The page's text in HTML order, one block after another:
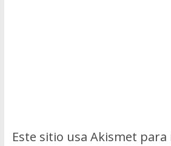
Este sitio usa Akismet